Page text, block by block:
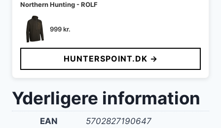
Northern Hunting - ROLF
999kr.
HUNTERSPOINT.DK →
Yderligere information
EAN 5702827190647